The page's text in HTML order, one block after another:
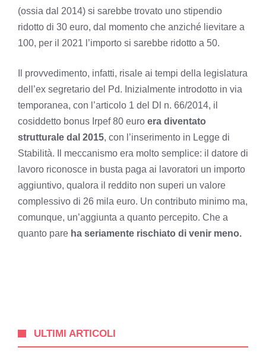
(ossia dal 2014) si sarebbe trovato uno stipendio
ridotto di 30 euro, dal momento che anziché lievitare a
100, per il 2021 l’importo si sarebbe ridotto a 50.
Il provvedimento, infatti, risale ai tempi della legislatura
dell’ex segretario del Pd. Inizialmente introdotto in via
temporanea, con l’articolo 1 del Dl n. 66/2014, il
cosiddetto bonus Irpef 80 euro era diventato
strutturale dal 2015, con l’inserimento in Legge di
Stabilità. Il meccanismo era molto semplice: il datore di
lavoro riconosce in busta paga ai lavoratori un importo
aggiuntivo, qualora il reddito non superi un valore
complessivo di 26 mila euro. Un contributo minimo ma,
comunque, un’aggiunta a quanto percepito. Che a
quanto pare ha seriamente rischiato di venir meno.
ULTIMI ARTICOLI